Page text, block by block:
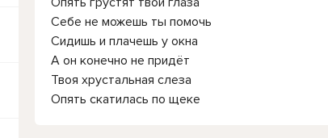
Себе не можешь ты помочь
Сидишь и плачешь у окна
А он конечно не придёт
Твоя хрустальная слеза
Опять скатилась по щеке